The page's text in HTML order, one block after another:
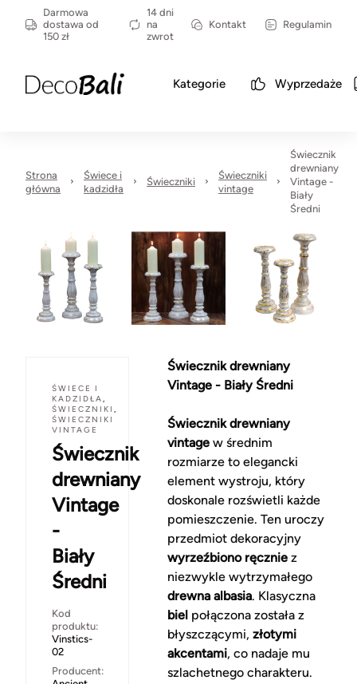
Darmowa
dostawa od
150 zł
14 dni
na
zwrot
Kontakt Regulamin
Kategorie Wyprzedaże
Strona
główna
Świece i
kadzidła
Świeczniki
Świeczniki
vintage
Świecznik
drewniany
Vintage -
Biały
Średni
ŚWIECE I
KADZIDŁA,
ŚWIECZNIKI ,
ŚWIECZNIKI
VINTAGE
Świecznik
drewniany
Vintage
-
Biały
Średni
Kod
produktu:
Vinstics-
02
Producent:
Świecznik drewniany
Vintage - Biały Średni
Świecznik drewniany
vintagew średnim
rozmiarze to elegancki
element wystroju, który
doskonale rozświetli każde
pomieszczenie. Ten uroczy
przedmiot dekoracyjny
wyrzeźbiono ręczniez
niezwykle wytrzymałego
drewna albasia. Klasyczna
biel połączona została z
błyszczącymi, złotymi
akcentami, co nadaje mu
szlachetnego charakteru.